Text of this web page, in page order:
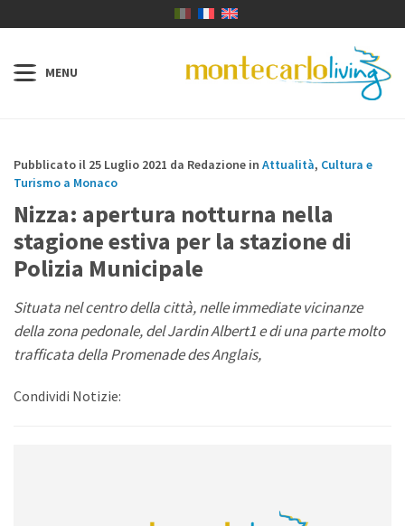
Pubblicato il 25 Luglio 2021 da Redazione in Attualità, Cultura e
Turismo a Monaco
Nizza: apertura notturna nella
stagione estiva per la stazione di
Polizia Municipale
Situata nel centro della città, nelle immediate vicinanze
della zona pedonale, del Jardin Albert1 e di una parte molto
trafficata della Promenade des Anglais,
Condividi Notizie: